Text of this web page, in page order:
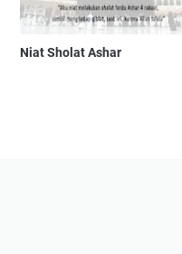
Niat Sholat Ashar